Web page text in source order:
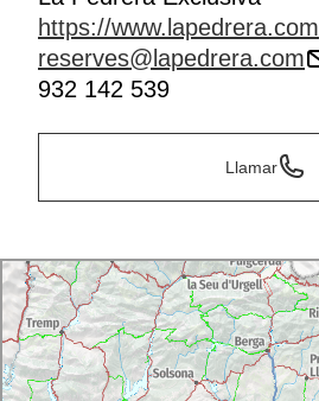
https://www.lapedrera.com
reserves@lapedrera.com
932 142 539
Llamar